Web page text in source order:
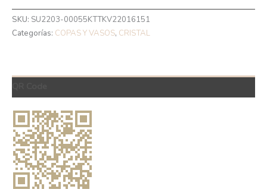
SKU: SU2203-00055KTTKV22016151
Categorías: COPAS Y VASOS, CRISTAL